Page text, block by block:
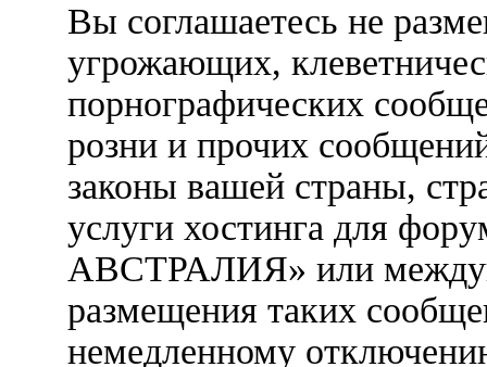
Вы соглашаетесь не
угрожающих,
порнографических
розни и прочих
законы вашей страны,
услуги хостинга для
АВСТРАЛИЯ» или
размещения таких
немедленному